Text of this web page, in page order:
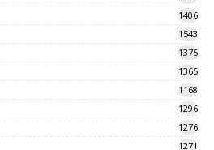
1406
1543
1375
1365
1168
1296
1276
1271